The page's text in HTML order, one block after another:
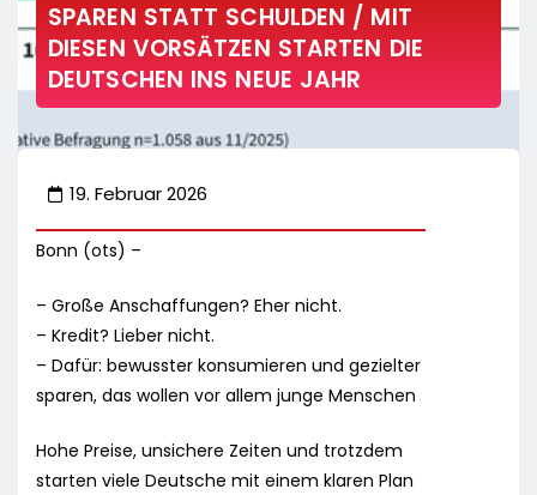
SPAREN STATT SCHULDEN / MIT
DIESEN VORSÄTZEN STARTEN DIE
DEUTSCHEN INS NEUE JAHR
19. Februar 2026
Bonn (ots) –
– Große Anschaffungen? Eher nicht.
– Kredit? Lieber nicht.
– Dafür: bewusster konsumieren und gezielter
sparen, das wollen vor allem junge Menschen
Hohe Preise, unsichere Zeiten und trotzdem
starten viele Deutsche mit einem klaren Plan